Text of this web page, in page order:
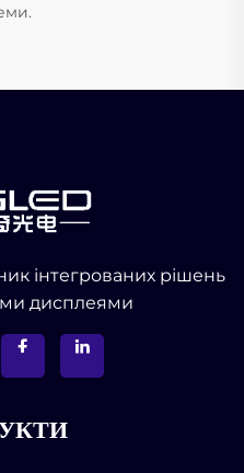
інтегрованих рішень
дисплеями